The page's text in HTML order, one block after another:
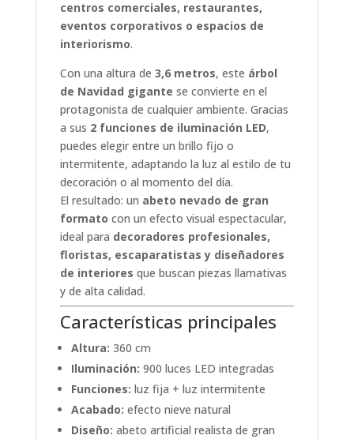
centros comerciales, restaurantes,
eventos corporativos o espacios de
interiorismo.
Con una altura de 3,6 metros, este árbol
de Navidad gigante se convierte en el
protagonista de cualquier ambiente. Gracias
a sus 2 funciones de iluminación LED,
puedes elegir entre un brillo fijo o
intermitente, adaptando la luz al estilo de tu
decoración o al momento del día.
El resultado: un abeto nevado de gran
formato con un efecto visual espectacular,
ideal para decoradores profesionales,
floristas, escaparatistas y diseñadores
de interiores que buscan piezas llamativas
y de alta calidad.
Características principales
Altura: 360 cm
Iluminación: 900 luces LED integradas
Funciones: luz fija + luz intermitente
Acabado: efecto nieve natural
Diseño: abeto artificial realista de gran